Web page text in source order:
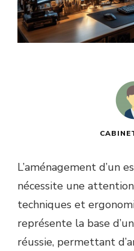
L’aménagement d’un
nécessite une
techniques et
représente la base
réussie, permettant